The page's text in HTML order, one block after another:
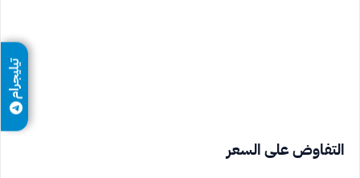
التفاوض على السعر
تيليجرام